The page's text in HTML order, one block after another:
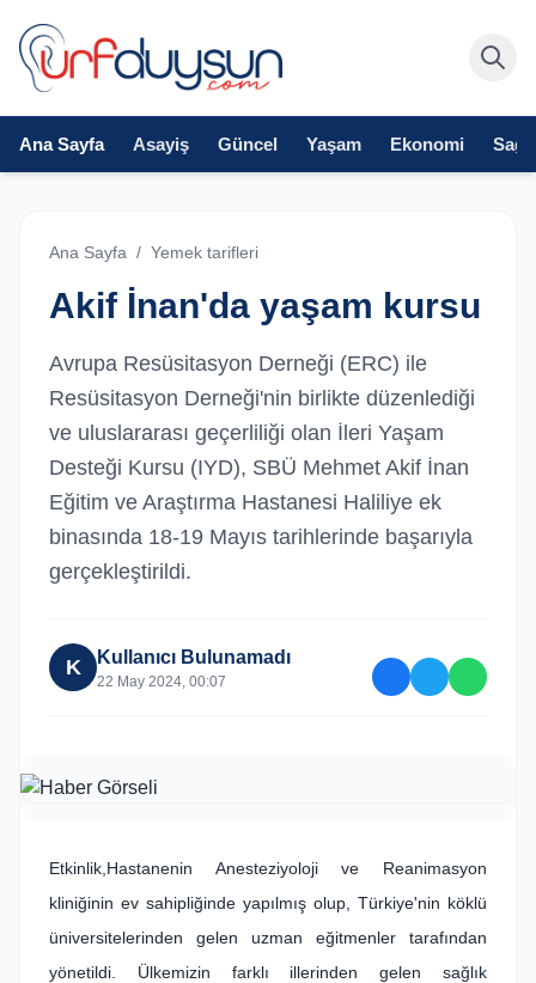
Ana Sayfa Asayiş Güncel Yaşam Ekonomi
Ana Sayfa / Yemek tarifleri
Akif İnan'da yaşam kursu
Avrupa Resüsitasyon Derneği (ERC) ile
Resüsitasyon Derneği'nin birlikte düzenlediği
ve uluslararası geçerliliği olan İleri Yaşam
Desteği Kursu (IYD), SBÜ Mehmet Akif İnan
Eğitim ve Araştırma Hastanesi Haliliye ek
binasında 18-19 Mayıs tarihlerinde başarıyla
gerçekleştirildi.
K Kullanıcı Bulunamadı
22 May 2024, 00:07
Etkinlik,Hastanenin Anesteziyoloji ve Reanimasyon
kliniğinin ev sahipliğinde yapılmış olup, Türkiye'nin köklü
üniversitelerinden gelen uzman eğitmenler tarafından
yönetildi. Ülkemizin farklı illerinden gelen sağlık